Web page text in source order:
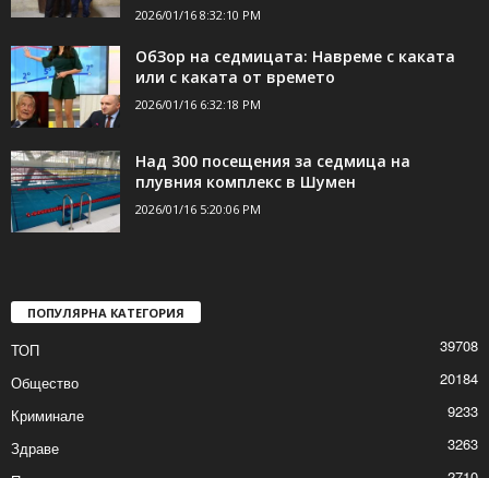
2026/01/16 8:32:10 PM
ОбЗор на седмицата: Навреме с каката
или с каката от времето
2026/01/16 6:32:18 PM
Над 300 посещения за седмица на
плувния комплекс в Шумен
2026/01/16 5:20:06 PM
ПОПУЛЯРНА КАТЕГОРИЯ
ТОП
39708
Общество
20184
Криминале
9233
Здраве
3263